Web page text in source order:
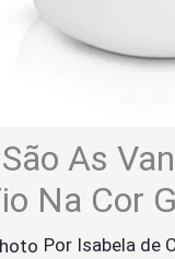
As
Na Cor
Por Isabela de